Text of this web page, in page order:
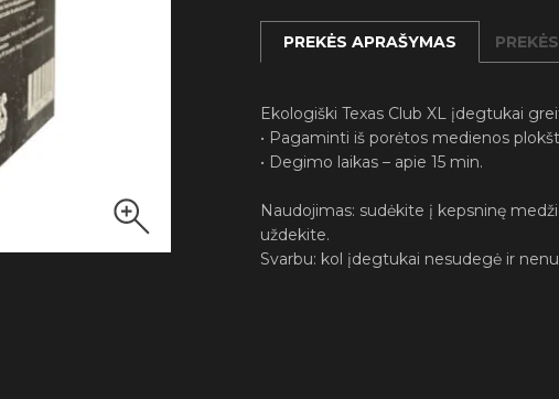
PREKĖS APRAŠYMAS
Ekologiški Texas Club XL įdegtukai
• Pagaminti iš porėtos medienos
• Degimo laikas – apie 15 min.
Naudojimas: sudėkite į kepsninę
uždekite.
Svarbu: kol įdegtukai nesudegė ir